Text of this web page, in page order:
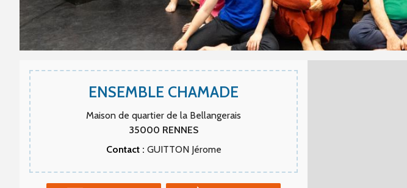
ENSEMBLE CHAMADE
Maison de quartier de la Bellangerais
35000 RENNES
Contact : GUITTON Jérome